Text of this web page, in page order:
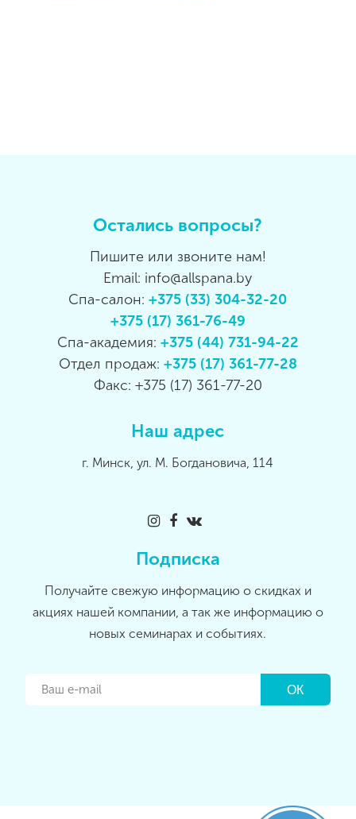
Остались вопросы?
Пишите или звоните нам!
Email: info@allspana.by
Спа-салон:+375 (33) 304-32-20
+375 (17) 361-76-49
Спа-академия: +375 (44) 731-94-22
Отдел продаж: +375 (17) 361-77-28
Факс: +375 (17) 361-77-20
Наш адрес
г. Минск, ул. М. Богдановича, 114
Подписка
Получайте свежую информацию о скидках и
акциях нашей компании, а так же информацию о
новых семинарах и событиях.